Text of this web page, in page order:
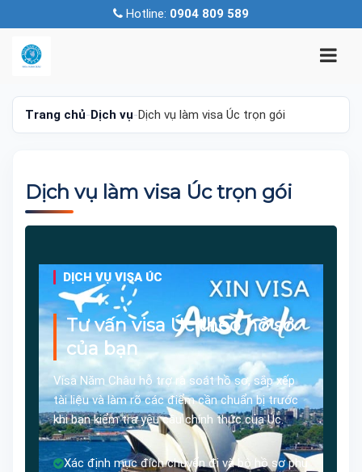
Hotline: 0904 809 589
Trang chủ-Dịch vụ-Dịch vụ làm visa Úc trọn gói
Dịch vụ làm visa Úc trọn gói
DỊCH VỤ VISA ÚC
Tư vấn visa Úc theo hồ sơ
của bạn
Visa Năm Châu hỗ trợ rà soát hồ sơ, sắp xếp
tài liệu và làm rõ các điểm cần chuẩn bị trước
khi bạn kiểm tra yêu cầu chính thức của Úc.
Xác định mục đích chuyến đi và bộ hồ sơ phù